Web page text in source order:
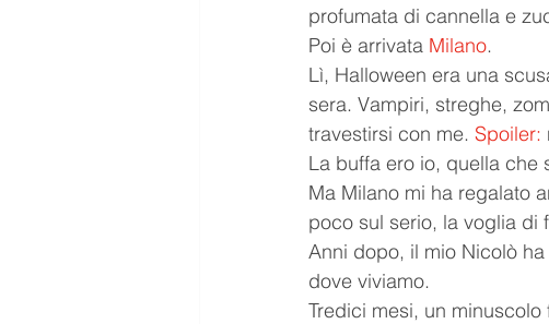
profumata di cannella e
Poi è arrivata Milano.
Lì, Halloween era una
sera. Vampiri, streghe,
travestirsi con me. Spoiler:
La buffa ero io, quella che
Ma Milano mi ha regalato
poco sul serio, la voglia di
Anni dopo, il mio Nicolò
dove viviamo.
Tredici mesi, un